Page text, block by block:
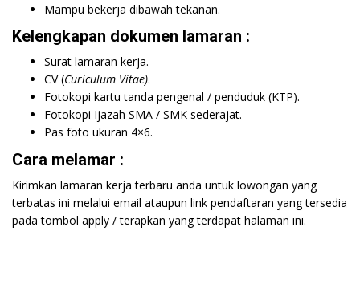
Mampu bekerja dibawah tekanan.
Kelengkapan dokumen lamaran :
Surat lamaran kerja.
CV (Curiculum Vitae).
Fotokopi kartu tanda pengenal / penduduk (KTP).
Fotokopi Ijazah SMA / SMK sederajat.
Pas foto ukuran 4×6.
Cara melamar :
Kirimkan lamaran kerja terbaru anda untuk lowongan yang
terbatas ini melalui email ataupun link pendaftaran yang tersedia
pada tombol apply / terapkan yang terdapat halaman ini.